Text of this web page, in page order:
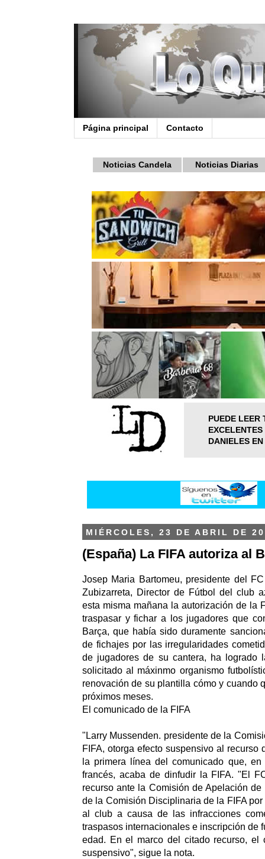
Página principal Contacto
Noticias Candela Noticias Diarias
PUEDE LEER
DANIELES
MIÉRCOLES, 23 DE ABRIL DE
(España) La FIFA autoriza al
Josep Maria Bartomeu, presidente del
Zubizarreta, Director de Fútbol del club
esta misma mañana la autorización de la
traspasar y fichar a los jugadores que
Barça, que había sido duramente
de fichajes por las irregularidades
de jugadores de su cantera, ha logrado
solicitado al máxinmo organismo
renovación de su plantilla cómo y cuando
próximos meses.
El comunicado de la FIFA
"Larry Mussenden. presidente de la
FIFA, otorga efecto suspensivo al recurso
la primera línea del comunicado que,
francés, acaba de dinfudir la FIFA. "El
recurso ante la Comisión de Apelación
de la Comisión Disciplinaria de la FIFA
al club a causa de las infracciones
traspasos internacionales e inscripción de
edad. En el marco del citado recurso, el
suspensivo", sigue la nota.